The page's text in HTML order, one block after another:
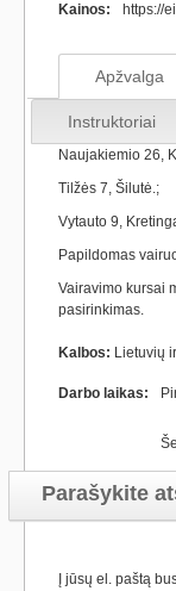
Kainos: https://
Apžvalga
Instruktoriai
Naujakiemio 26,
Tilžės 7, Šilutė.;
Vytauto 9,
Papildomas
Vairavimo kursai
pasirinkimas.
Kalbos: Lietuvių
Darbo laikas:
Parašykite
Į jūsų el. paštą